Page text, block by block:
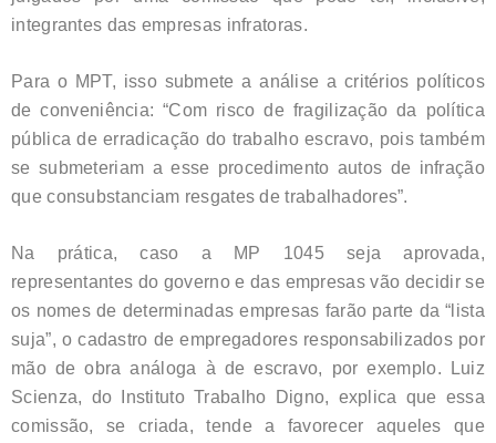
integrantes das empresas infratoras.
Para o MPT, isso submete a análise a critérios políticos
de conveniência: “Com risco de fragilização da política
pública de erradicação do trabalho escravo, pois também
se submeteriam a esse procedimento autos de infração
que consubstanciam resgates de trabalhadores”.
Na prática, caso a MP 1045 seja aprovada,
representantes do governo e das empresas vão decidir se
os nomes de determinadas empresas farão parte da “lista
suja”, o cadastro de empregadores responsabilizados por
mão de obra análoga à de escravo, por exemplo. Luiz
Scienza, do Instituto Trabalho Digno, explica que essa
comissão, se criada, tende a favorecer aqueles que